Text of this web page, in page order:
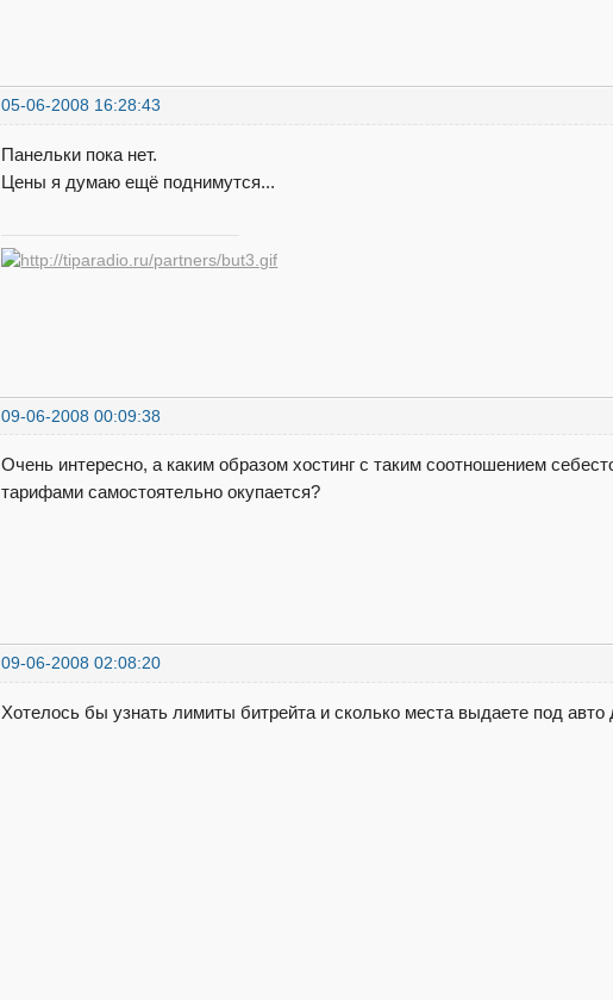
05-06-2008 16:28:43
Панельки пока нет.
Цены я думаю ещё поднимутся...
09-06-2008 00:09:38
Очень интересно, а каким образом хостинг с таким соотношением
тарифами самостоятельно окупается?
09-06-2008 02:08:20
Хотелось бы узнать лимиты битрейта и сколько места выдаете под авто